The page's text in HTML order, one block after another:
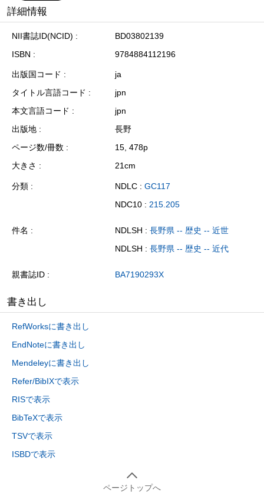
詳細情報
NII書誌ID(NCID)
BD03802139
ISBN
9784884112196
出版国コード
ja
タイトル言語コード
jpn
本文言語コード
jpn
出版地
長野
ページ数/冊数
15, 478p
大きさ
21cm
分類 NDLC : GC117
NDC10 : 215.205
件名 NDLSH : 長野県 -- 歴史 -- 近世
NDLSH : 長野県 -- 歴史 -- 近代
親書誌ID BA7190293X
書き出し
RefWorksに書き出し
EndNoteに書き出し
Mendeleyに書き出し
Refer/BibIXで表示
RISで表示
BibTeXで表示
TSVで表示
ISBDで表示
ページトップへ